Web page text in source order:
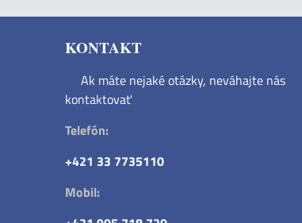
KONTAKT
Ak máte nejaké otázky, neváhajte nás
kontaktovať
Telefón:
+421 33 7735110
Mobil: